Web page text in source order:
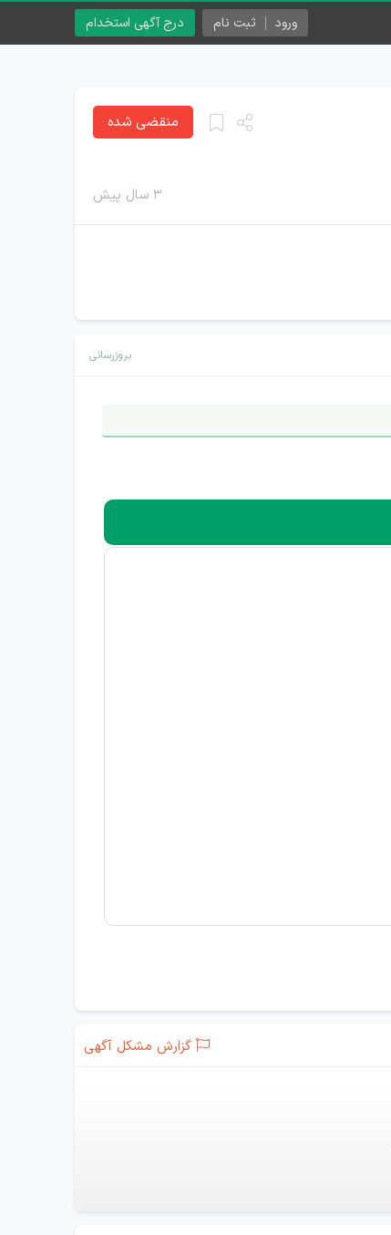
درج آگهی استخدام ورود ثبت نام
۳ سال پیش
منقضی شده
بروزرسانی
گزارش مشکل آگهی